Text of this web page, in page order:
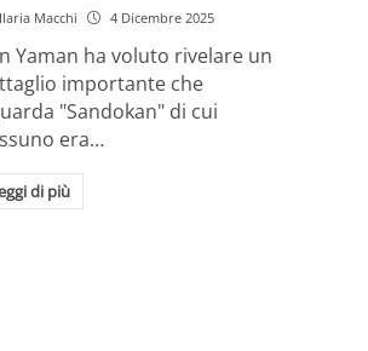
Ilaria Macchi 4 Dicembre 2025
Yaman ha voluto rivelare un
importante che
"Sandokan" di cui
era…
di più